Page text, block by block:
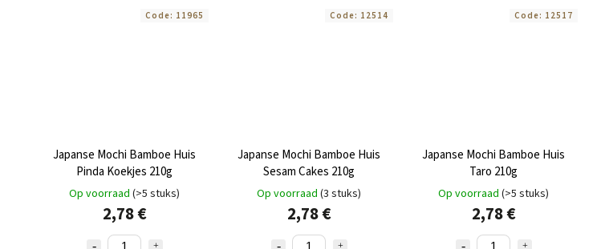
Japanse Mochi Bamboe Huis
Pinda Koekjes 210g
Op voorraad (>5 stuks)
2,78 €
Code: 11965
Japanse Mochi Bamboe Huis
Sesam Cakes 210g
Op voorraad (3 stuks)
2,78 €
Code: 12514
Japanse Mochi Bamboe Huis
Taro 210g
Op voorraad (>5 stuks)
2,78 €
Code: 12517